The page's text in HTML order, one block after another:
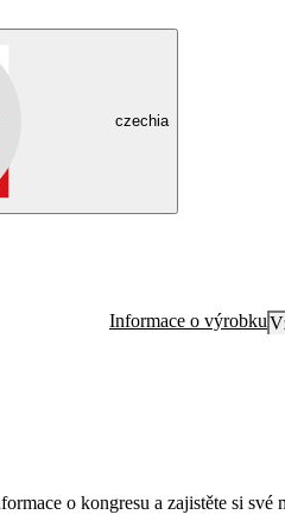
czechia
Informace o výrobku
o kongresu a zajistěte si své